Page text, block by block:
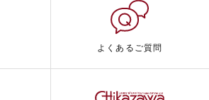
よくあるご質問